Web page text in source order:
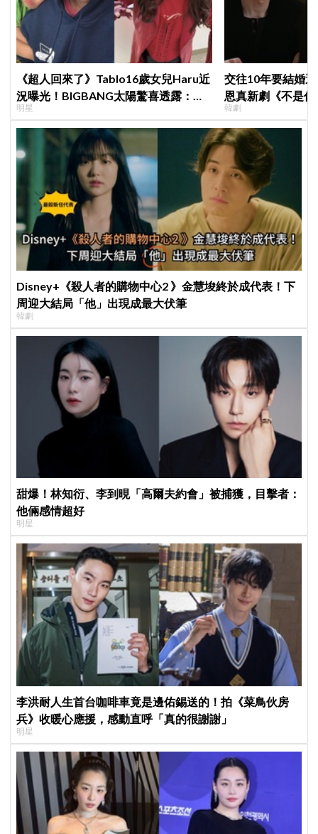
《超人回來了》Tablo16歲女兒Haru近
況曝光！BIGBANG太陽驚喜透露：她
長高超多，嚇我一跳
明星
交往10年要結婚
恩真新劇《不是
光，9月12日首播
韓劇
Disney+《殺人者的購物中心2 》金慧埈終於成代表！下
周迎大結局「他」出現成最大伏筆
韓劇
甜爆！林知衍、李到晛「高爾夫約會」被捕獲，目擊者：
他倆感情超好
明星
李洪耐人生首台咖啡車竟是邊佑錫送的！拍《菜鳥伙房
兵》收暖心應援，感動直呼「真的很謝謝」
明星